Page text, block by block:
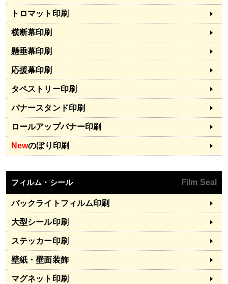
トロマット印刷
横断幕印刷
懸垂幕印刷
応援幕印刷
タペストリー印刷
バナースタンド印刷
ロールアップバナー印刷
Newのぼり印刷
フィルム・シール Film Seal
バックライトフィルム印刷
大型シール印刷
ステッカー印刷
壁紙・壁面装飾
マグネット印刷